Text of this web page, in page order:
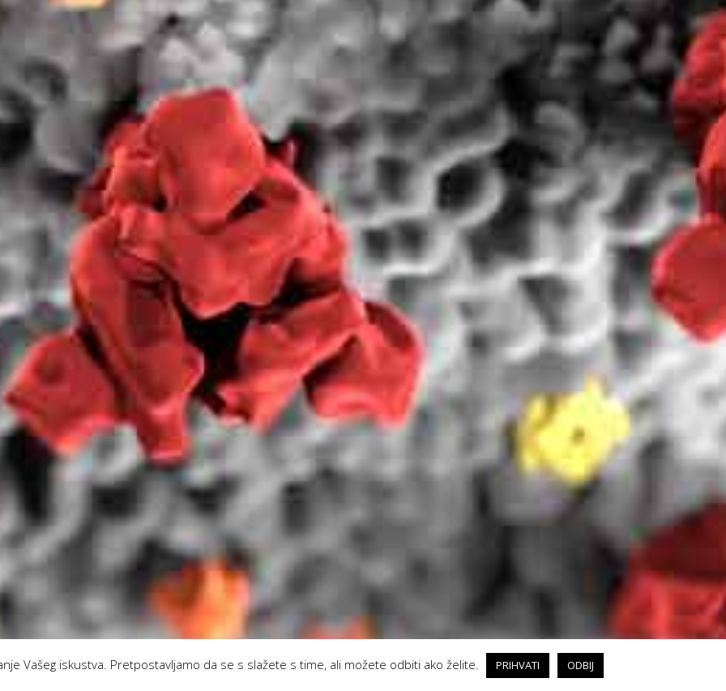
Vašeg iskustva. Pretpostavljamo da se s slažete s time, ali možete odbiti ako želite. PRIHVATI ODBIJ